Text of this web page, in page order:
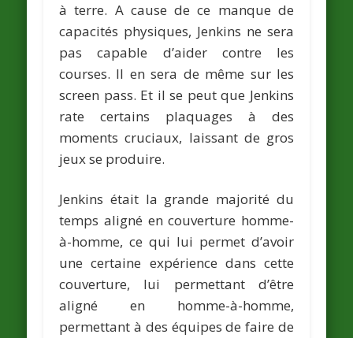
à terre. A cause de ce manque de
capacités physiques, Jenkins ne sera
pas capable d’aider contre les
courses. Il en sera de même sur les
screen pass. Et il se peut que Jenkins
rate certains plaquages à des
moments cruciaux, laissant de gros
jeux se produire.
Jenkins était la grande majorité du
temps aligné en couverture homme-
à-homme, ce qui lui permet d’avoir
une certaine expérience dans cette
couverture, lui permettant d’être
aligné en homme-à-homme,
permettant à des équipes de faire de